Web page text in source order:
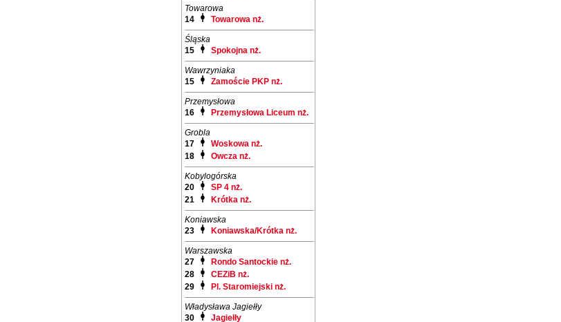
Towarowa
14
Towarowa nż.
Śląska
15
Spokojna nż.
Wawrzyniaka
15
Zamoście PKP nż.
Przemysłowa
16
Przemysłowa Liceum nż.
Grobla
17
Woskowa nż.
18
Owcza nż.
Kobylogórska
20
SP 4 nż.
21
Krótka nż.
Koniawska
23
Koniawska/Krótka nż.
Warszawska
27
Rondo Santockie nż.
28
CEZiB nż.
29
Pl. Staromiejski nż.
Władysława Jagiełły
30
Jagiełły